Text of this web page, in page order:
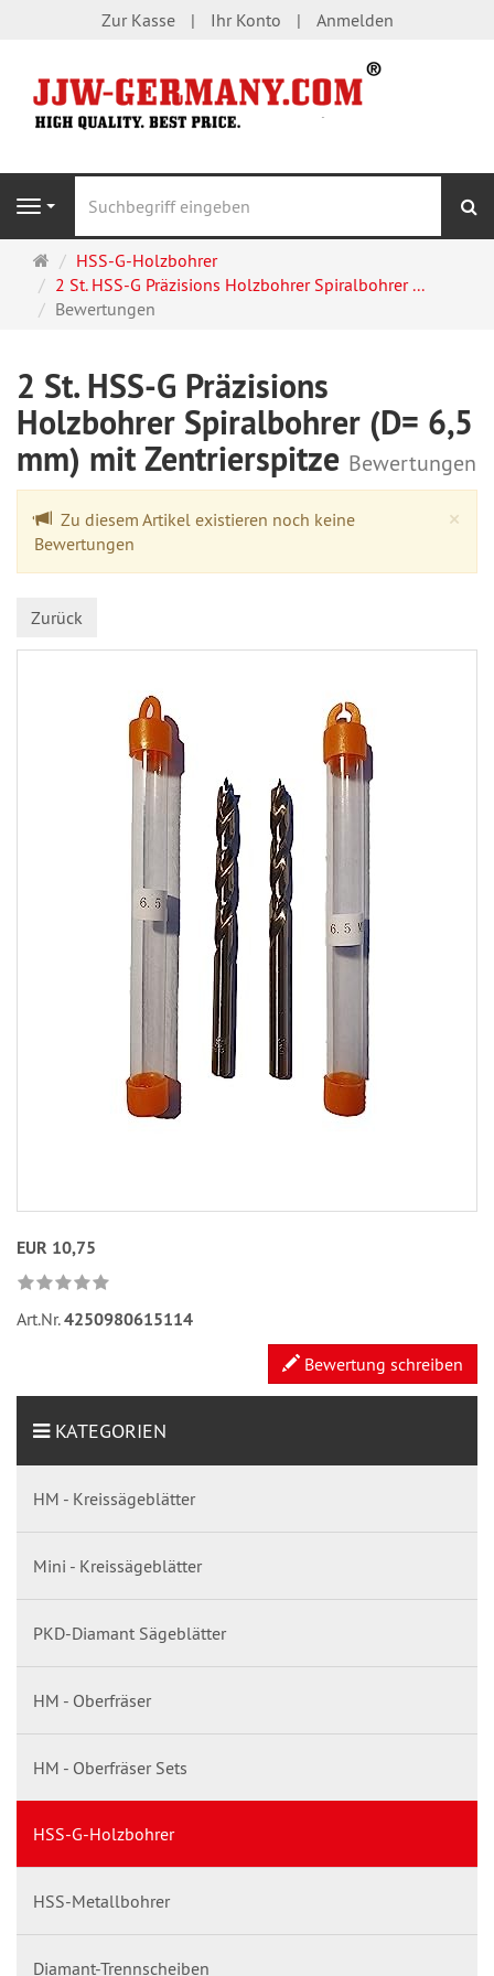
Zur Kasse Ihr Konto Anmelden
Navigation
Startseite
HSS-G-Holzbohrer
2 St. HSS-G Präzisions Holzbohrer Spiralbohrer ...
Bewertungen
2 St. HSS-G Präzisions
Holzbohrer Spiralbohrer (D= 6,5
mm) mit Zentrierspitze Bewertungen
×
Zu diesem Artikel existieren noch keine
Bewertungen
Zurück
EUR 10,75
Art.Nr.4250980615114
Bewertung schreiben
KATEGORIEN
HM - Kreissägeblätter
Mini - Kreissägeblätter
PKD-Diamant Sägeblätter
HM - Oberfräser
HM - Oberfräser Sets
HSS-G-Holzbohrer
HSS-Metallbohrer
Diamant-Trennscheiben